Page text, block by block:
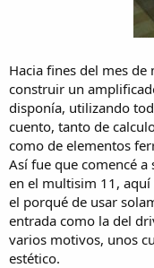
Hacia fines del mes
construir un
disponía, utilizando
cuento, tanto de
como de elementos
Así fue que comencé
en el multisim 11, aquí
el porqué de usar
entrada como la del
varios motivos, unos
estético.